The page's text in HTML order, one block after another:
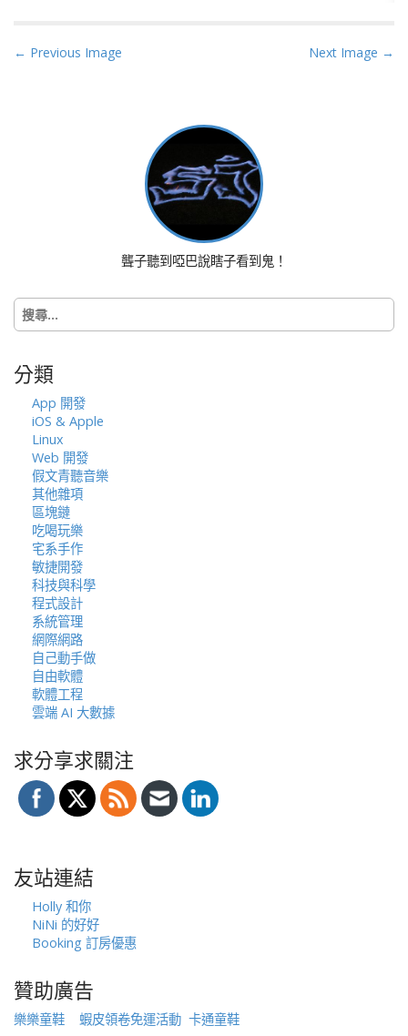
P
i
o
n
← Previous Image Next Image →
聾子聽到啞巴說瞎子看到鬼！
搜
尋
字:
分類
App 開發
iOS & Apple
Linux
Web 開發
假文青聽音樂
其他雜項
區塊鏈
吃喝玩樂
宅系手作
敏捷開發
科技與科學
程式設計
系統管理
網際網路
自己動手做
自由軟體
軟體工程
雲端 AI 大數據
求分享求關注
友站連結
Holly 和你
NiNi 的好好
Booking 訂房優惠
贊助廣告
樂樂童鞋 蝦皮領卷免運活動 卡通童鞋